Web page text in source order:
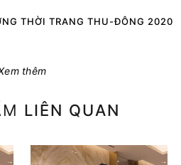
THỜI TRANG THU-ĐÔNG 2020
thêm
LIÊN QUAN